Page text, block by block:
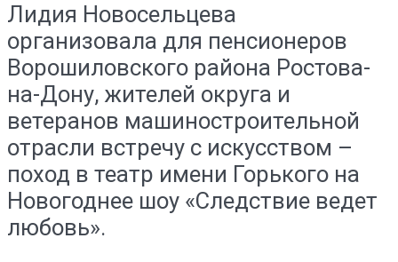
Лидия Новосельцева
организовала для пенсионеров
Ворошиловского района Ростова-
на-Дону, жителей округа и
ветеранов машиностроительной
отрасли встречу с искусством –
поход в театр имени Горького на
Новогоднее шоу «Следствие ведет
любовь».